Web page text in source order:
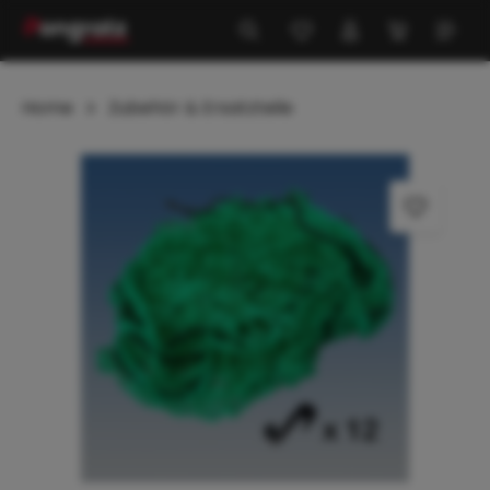
springen
Home Zubehör & Ersatzteile
Bildergalerie überspringen